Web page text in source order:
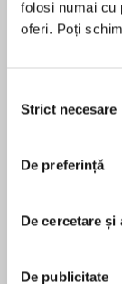
folosi numai cu
oferi. Poți
consimțământului
Strict necesare
De preferință
De cercetare și
De publicitate
Despre
could get
family find
MAI MULT
În acest